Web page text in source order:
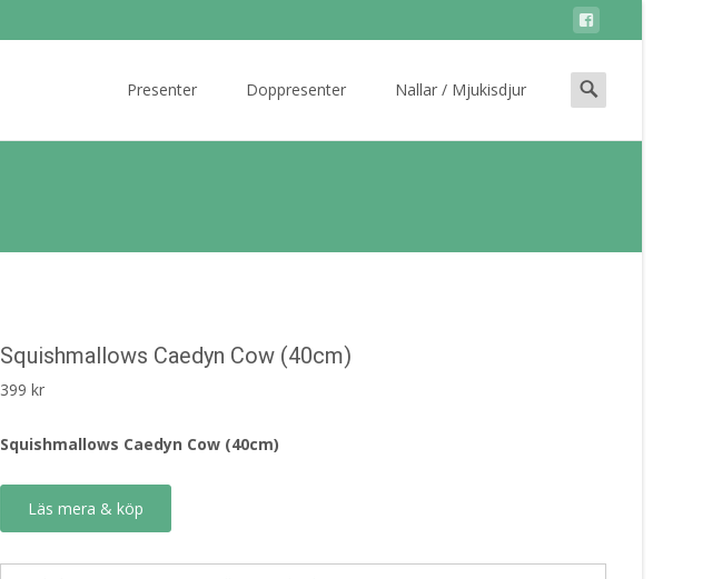
Presenter Doppresenter Nallar / Mjukisdjur
Search
for:
Squishmallows Caedyn Cow (40cm)
399 kr
Squishmallows Caedyn Cow (40cm)
Läs mera & köp